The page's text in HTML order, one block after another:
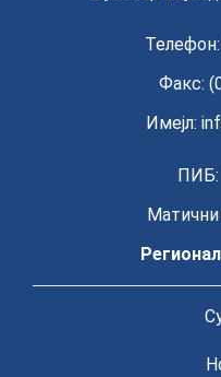
Факс:
Имејл:
ПИБ:
Матични